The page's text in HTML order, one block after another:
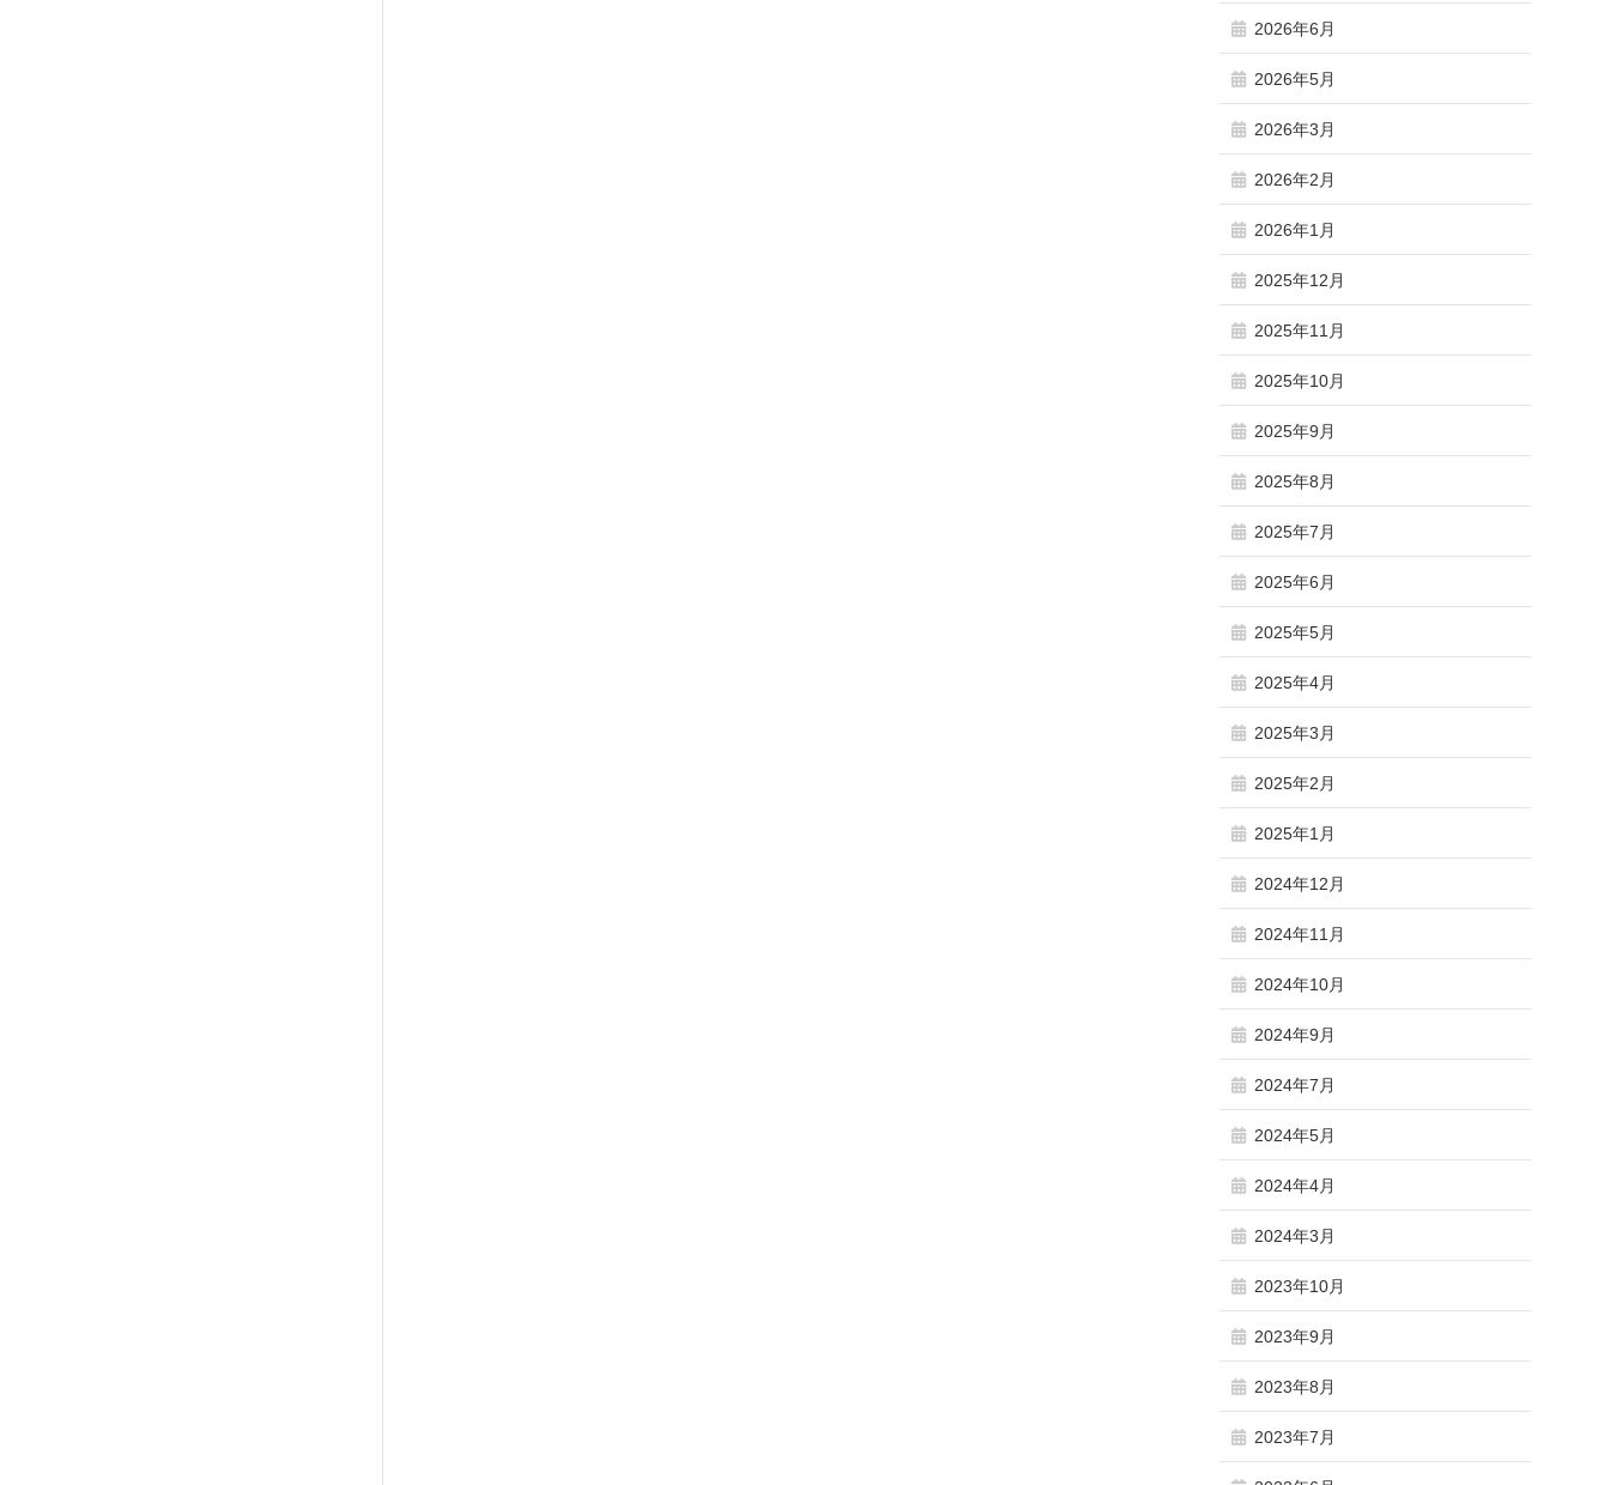
2026年6月
2026年5月
2026年3月
2026年2月
2026年1月
2025年12月
2025年11月
2025年10月
2025年9月
2025年8月
2025年7月
2025年6月
2025年5月
2025年4月
2025年3月
2025年2月
2025年1月
2024年12月
2024年11月
2024年10月
2024年9月
2024年7月
2024年5月
2024年4月
2024年3月
2023年10月
2023年9月
2023年8月
2023年7月